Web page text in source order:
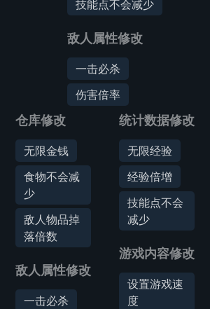
技能点不会减少
敌人属性修改
一击必杀
伤害倍率
仓库修改
无限金钱
食物不会减
少
敌人物品掉
落倍数
敌人属性修改
一击必杀
统计数据修改
无限经验
经验倍增
技能点不会
减少
游戏内容修改
设置游戏速
度